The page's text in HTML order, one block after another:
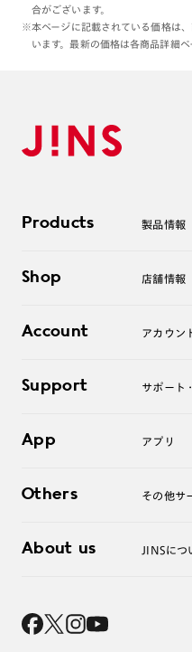
合がございます。
※本ページに記載されている価格は
います。最新の価格は各商品詳細ペ
Products 製品情報
サングラス
コンタクトレンズ
アクセサリー
Shop 店舗情報
オンラインショップ
Account アカウン
ログアウト
Support サポート
よくあるご質問
お問い合わせ
App アプリ
Others その他サ
レンズ交換
About us JINSにつ
採用情報